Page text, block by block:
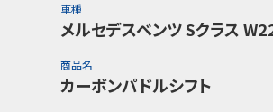
車種
メルセデスベンツ Sクラス
商品名
カーボンパドルシフト